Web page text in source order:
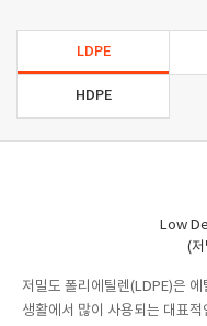
LDPE
HDPE
Low
(
저밀도 폴리에틸렌(LDPE)은
생활에서 많이 사용되는 대표